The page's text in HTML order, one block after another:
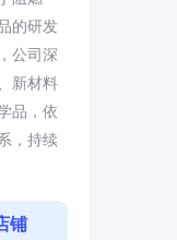
的研发
公司深
新材料
品，依
，持续
铺